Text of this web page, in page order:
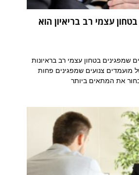
עצמי רב בריאיון הוא
שמפגינים בטחון עצמי רב בראיונות
מועמדים צנועים שמפגינים פחות
את המתאים ביותר